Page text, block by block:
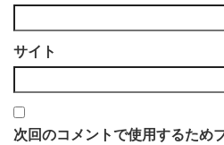
サイト
次回のコメントで使用するため